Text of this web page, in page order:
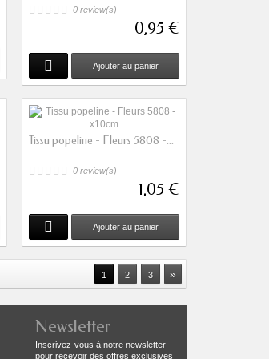
0 review(s)
0,95 €
Ajouter au panier
Tissu popeline - Fleurs 5808 -...
0 review(s)
1,05 €
Ajouter au panier
1 2 3 »
Newsletter
Inscrivez-vous à notre newsletter
pour recevoir des offres exclusives